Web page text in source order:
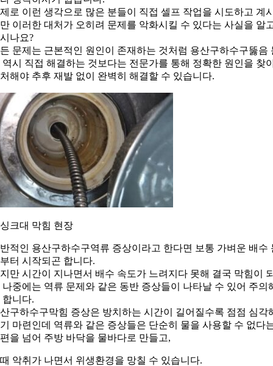
로 이런 생각으로 많은 분들이 직접 셀프 작업을 시도하고 계
이러한 대처가 오히려 문제를 악화시킬 수 있다는 사실을 알
나요?
문제는 근본적인 원인이 존재하는 것처럼 용산구하수구뚫음
역시 직접 해결하는 것보다는 전문가를 통해 정확한 원인을 찾
해야 추후 재발 없이 완벽히 해결할 수 있습니다.
크대 막힘 현장
적인 용산구하수구역류 증상이라고 한다면 보통 가벼운 배수
터 시작되곤 합니다.
만 시간이 지나면서 배수 속도가 느려지다 못해 결국 막힘이
나중에는 역류 문제와 같은 동반 증상들이 나타날 수 있어 주의
합니다.
구하수구막힘 증상은 방치하는 시간이 길어질수록 점점 심각
마련인데 역류와 같은 증상들은 단순히 물을 사용할 수 없다
을 넘어 주방 바닥을 물바다로 만들고,
악취가 나면서 위생환경을 망칠 수 있습니다.